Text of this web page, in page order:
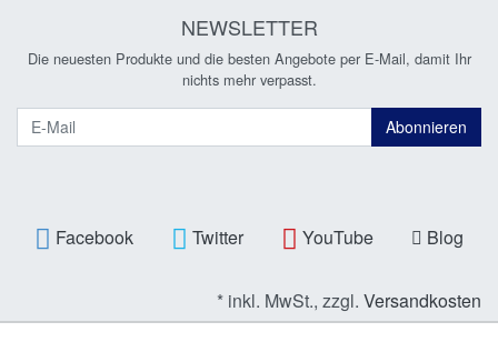
NEWSLETTER
Die neuesten Produkte und die besten Angebote per E-Mail, damit Ihr
nichts mehr verpasst.
Abonnieren
Facebook Twitter YouTube Blog
* inkl. MwSt., zzgl. Versandkosten